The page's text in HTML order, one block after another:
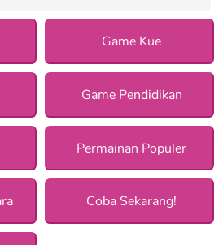
Game Kue
Game Pendidikan
Permainan Populer
Coba Sekarang!